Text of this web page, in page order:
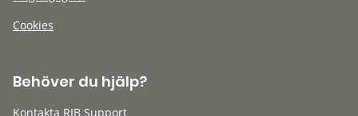
Cookies
Behöver du hjälp?
Kontakta RIB Support